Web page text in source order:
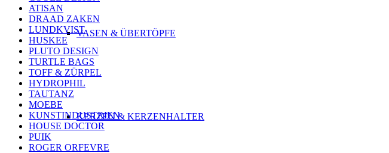
VASEN & ÜBERTÖPFE
KERZEN & KERZENHALTER
ATISAN
DRAAD ZAKEN
LUNDKVIST
HUSKEE
PLUTO DESIGN
TURTLE BAGS
TOFF & ZÜRPEL
HYDROPHIL
TAUTANZ
MOEBE
KUNSTINDUSTRIEN
HOUSE DOCTOR
PUIK
ROGER ORFEVRE